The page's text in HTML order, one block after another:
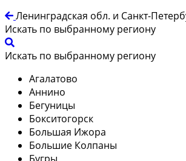
Ленинградская обл. и Санкт-
Искать по выбранному региону
Искать по выбранному региону
Агалатово
Аннино
Бегуницы
Бокситогорск
Большая Ижора
Большие Колпаны